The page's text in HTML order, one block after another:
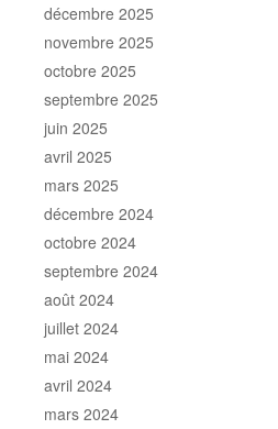
décembre 2025
novembre 2025
octobre 2025
septembre 2025
juin 2025
avril 2025
mars 2025
décembre 2024
octobre 2024
septembre 2024
août 2024
juillet 2024
mai 2024
avril 2024
mars 2024